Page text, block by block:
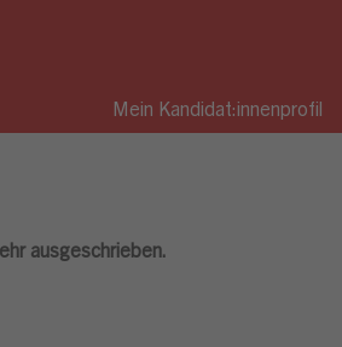
Mein Kandidat:innenprofil
ausgeschrieben.